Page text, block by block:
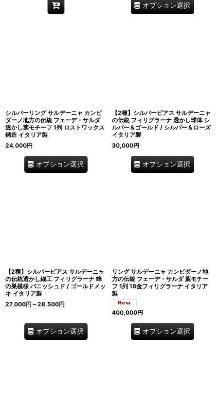
オプション選択
シルバーリング サルデーニャ カンピ
ダーノ地方の伝統 フェーデ・サルダ
透かし葉モチーフ 1列 ロストワックス
鋳造 イタリア製
24,000円
オプション選択
【2種】シルバーピアス サルデーニャ
の伝統 フィリグラーナ 透かし球体 シ
ルバー＆ゴールド / シルバー＆ローズ
イタリア製
30,000円
オプション選択
【2種】シルバーピアス サルデーニャ
の伝統透かし細工 フィリグラーナ 蜂
の巣模様 バニッシュド / ゴールドメッ
キ イタリア製
27,000円 ～28,500円
オプション選択
リング サルデーニャ カンピダーノ地
方の伝統 フェーデ・サルダ 葉モチー
フ 1列 18金フィリグラーナ イタリア
製
400,000円
オプション選択